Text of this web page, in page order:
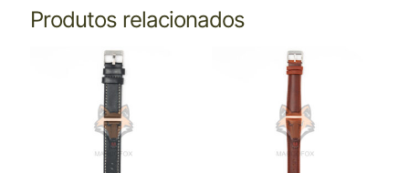
Produtos relacionados